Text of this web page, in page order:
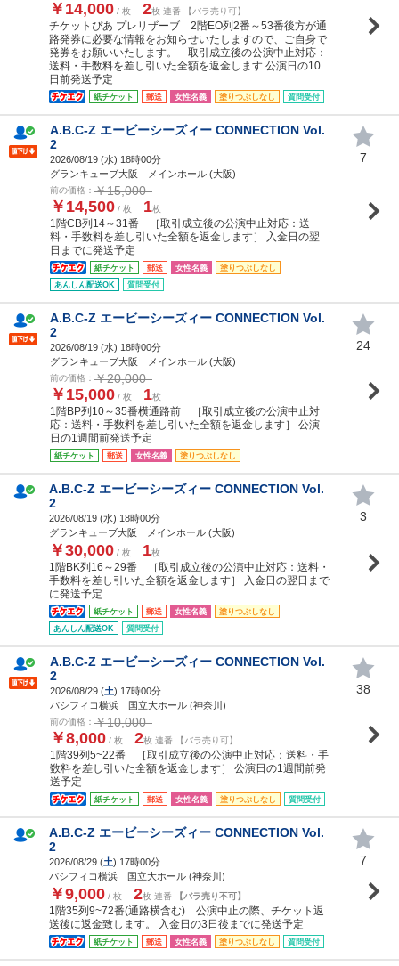
￥14,000 / 枚 2枚 連番 【バラ売り可】
チケットぴあ プレリザーブ 2階EO列2番～53番後方が通
路発券に必要な情報をお知らせいたしますので、ご自身で
発券をお願いいたします。 取引成立後の公演中止対応：
送料・手数料を差し引いた全額を返金します 公演日の10
日前発送予定
紙チケット 郵送 女性名義 塗りつぶしなし 質問受付
A.B.C-Z エービーシーズィー CONNECTION Vol.
2
2026/08/19 (水) 18時00分
グランキューブ大阪 メインホール (大阪)
前の価格： ￥15,000
￥14,500 / 枚 1枚
1階CB列14～31番 ［取引成立後の公演中止対応：送
料・手数料を差し引いた全額を返金します］ 入金日の翌
日までに発送予定
紙チケット 郵送 女性名義
塗りつぶしなし
あんしん配送OK
質問受付
7
A.B.C-Z エービーシーズィー CONNECTION Vol.
2
2026/08/19 (水) 18時00分
グランキューブ大阪 メインホール (大阪)
前の価格： ￥20,000
￥15,000 / 枚 1枚
1階BP列10～35番横通路前 ［取引成立後の公演中止対
応：送料・手数料を差し引いた全額を返金します］ 公演
日の1週間前発送予定
紙チケット 郵送 女性名義 塗りつぶしなし
24
A.B.C-Z エービーシーズィー CONNECTION Vol.
2
2026/08/19 (水) 18時00分
グランキューブ大阪 メインホール (大阪)
￥30,000 / 枚 1枚
1階BK列16～29番 ［取引成立後の公演中止対応：送料・
手数料を差し引いた全額を返金します］ 入金日の翌日まで
に発送予定
紙チケット 郵送 女性名義
塗りつぶしなし
あんしん配送OK
質問受付
3
A.B.C-Z エービーシーズィー CONNECTION Vol.
2
2026/08/29 (土) 17時00分
パシフィコ横浜 国立大ホール (神奈川)
前の価格： ￥10,000
￥8,000 / 枚 2枚 連番 【バラ売り可】
1階39列5~22番 ［取引成立後の公演中止対応：送料・手
数料を差し引いた全額を返金します］ 公演日の1週間前発
送予定
紙チケット 郵送 女性名義 塗りつぶしなし 質問受付
38
A.B.C-Z エービーシーズィー CONNECTION Vol.
2
2026/08/29 (土) 17時00分
パシフィコ横浜 国立大ホール (神奈川)
￥9,000 / 枚 2枚 連番 【バラ売り不可】
1階35列9~72番(通路横含む) 公演中止の際、チケット返
送後に返金致します。 入金日の3日後までに発送予定
紙チケット 郵送 女性名義 塗りつぶしなし 質問受付
7